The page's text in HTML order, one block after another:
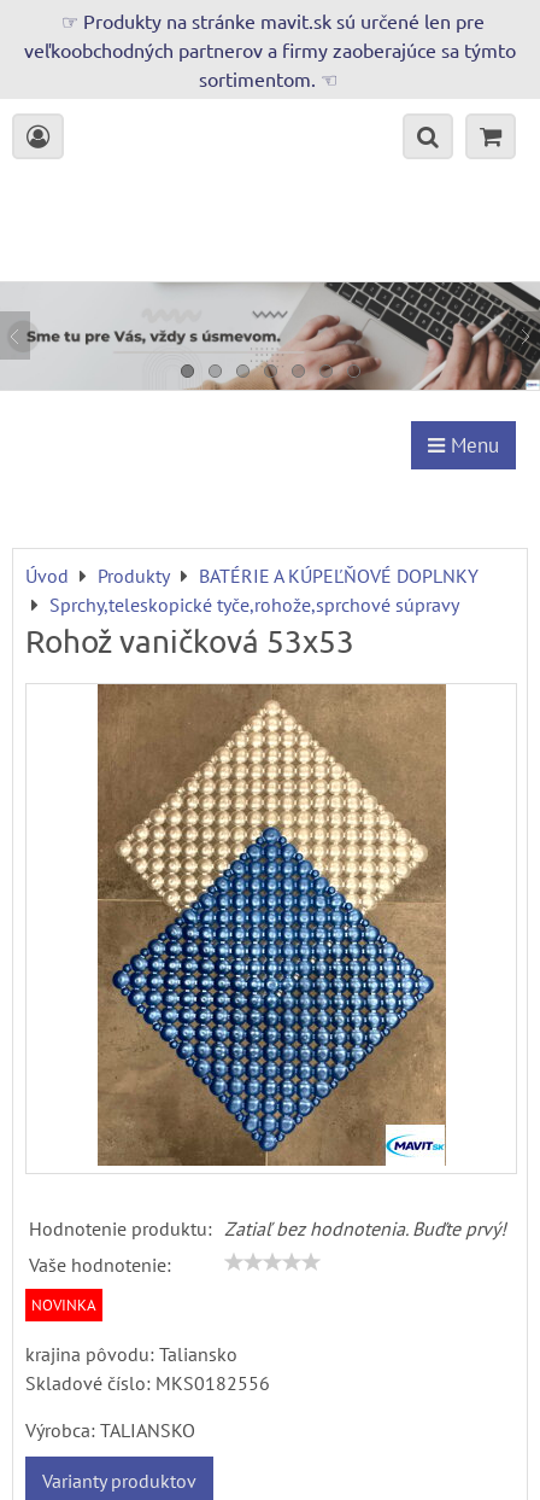
☞ Produkty na stránke mavit.sk sú určené len pre
veľkoobchodných partnerov a firmy zaoberajúce sa týmto
sortimentom. ☜
Menu
Úvod Produkty
BATÉRIE A KÚPEĽŇOVÉ DOPLNKY
Sprchy,teleskopické tyče,rohože,sprchové súpravy
Rohož vaničková 53x53
Hodnotenie produktu: Zatiaľ bez hodnotenia. Buďte prvý!
Vaše hodnotenie:
NOVINKA
krajina pôvodu: Taliansko
Skladové číslo: MKS0182556
Výrobca: TALIANSKO
Varianty produktov